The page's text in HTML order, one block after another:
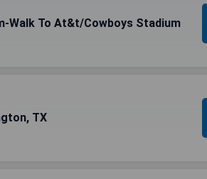
Walk To At&t/Cowboys Stadium
TX